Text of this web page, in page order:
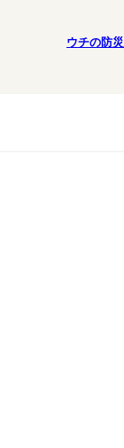
ウチの防災